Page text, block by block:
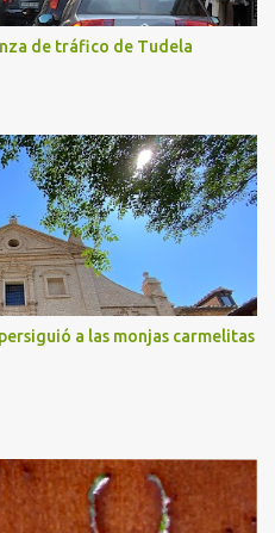
de tráfico de Tudela
a las monjas carmelitas